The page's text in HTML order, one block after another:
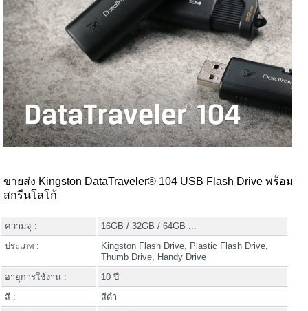
ขายส่ง Kingston DataTraveler® 104 USB Flash Drive พร้อม
สกรีนโลโก้
ความจุ :
16GB / 32GB / 64GB ...
ประเภท :
Kingston Flash Drive, Plastic Flash Drive,
Thumb Drive, Handy Drive
อายุการใช้งาน :
10 ปี
สี :
สีดำ